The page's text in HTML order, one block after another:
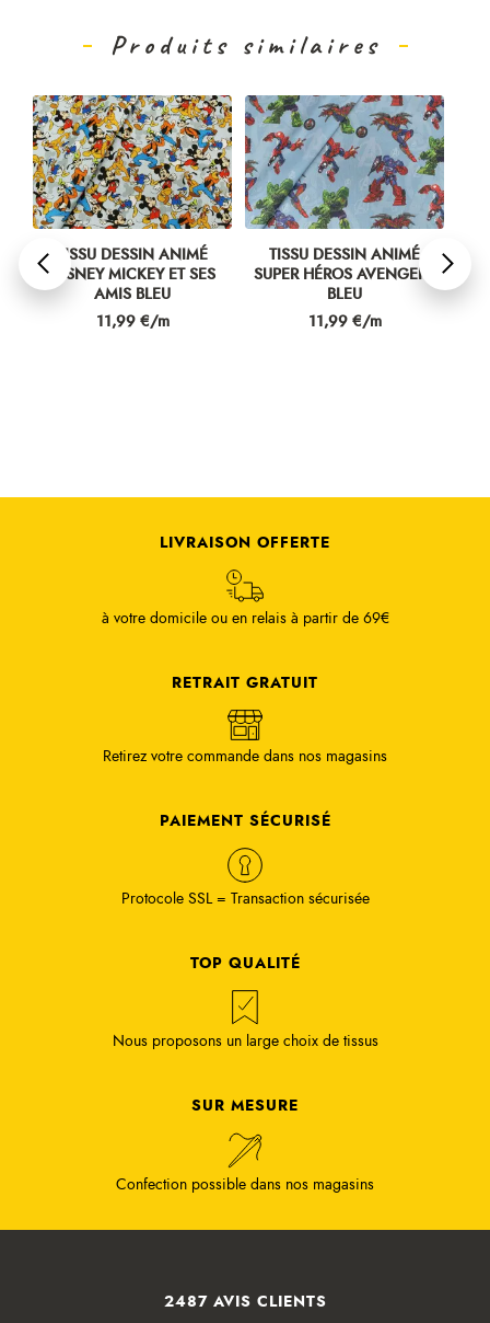
Produits similaires
TISSU DESSIN ANIMÉ
DISNEY MICKEY ET SES
AMIS BLEU
Prix
11,99 €/m
TISSU DESSIN ANIMÉ
SUPER HÉROS AVENGERS
BLEU
Prix
11,99 €/m
LIVRAISON OFFERTE
à votre domicile ou en relais à partir de 69€
RETRAIT GRATUIT
Retirez votre commande dans nos magasins
PAIEMENT SÉCURISÉ
Protocole SSL = Transaction sécurisée
TOP QUALITÉ
Nous proposons un large choix de tissus
SUR MESURE
Confection possible dans nos magasins
2487 AVIS CLIENTS